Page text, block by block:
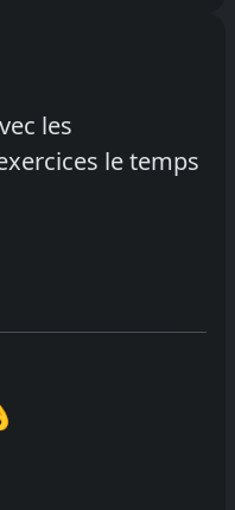
les
le temps